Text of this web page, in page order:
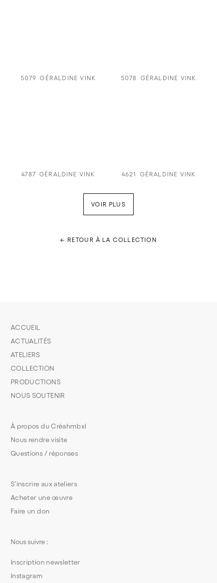
5079 GÉRALDINE VINK 5078 GÉRALDINE VINK
4787 GÉRALDINE VINK 4621 GÉRALDINE VINK
VOIR PLUS
← RETOUR À LA COLLECTION
S’inscrire aux ateliers
Acheter une œuvre
Faire un don
À propos du Créahmbxl
Nous rendre visite
Questions / réponses
ACCUEIL
ACTUALITÉS
ATELIERS
COLLECTION
PRODUCTIONS
NOUS SOUTENIR
Nous suivre :
Inscription newsletter
Instagram